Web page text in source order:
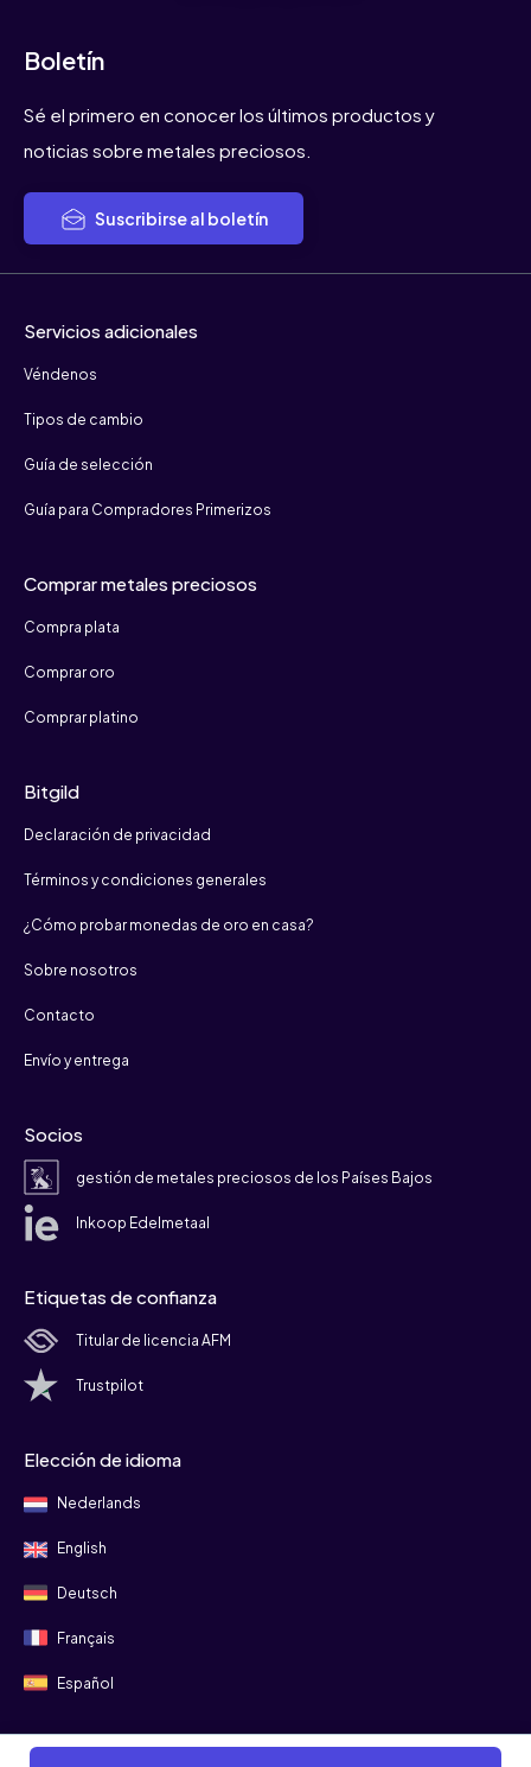
Boletín
Sé el primero en conocer los últimos productos y
noticias sobre metales preciosos.
Suscribirse al boletín
Servicios adicionales
Véndenos
Tipos de cambio
Guía de selección
Guía para Compradores Primerizos
Comprar metales preciosos
Compra plata
Comprar oro
Comprar platino
Bitgild
Declaración de privacidad
Términos y condiciones generales
¿Cómo probar monedas de oro en casa?
Sobre nosotros
Contacto
Envío y entrega
Socios
gestión de metales preciosos de los Países Bajos
Inkoop Edelmetaal
Etiquetas de confianza
Titular de licencia AFM
Trustpilot
Elección de idioma
Nederlands
English
Deutsch
Français
Español